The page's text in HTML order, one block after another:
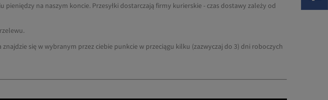
pieniędzy na naszym koncie. Przesyłki dostarczają firmy kurierskie - czas dostawy zależy od
znajdzie się w wybranym przez ciebie punkcie w przeciągu kilku (zazwyczaj do 3) dni roboczych